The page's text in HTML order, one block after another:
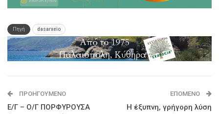
Πηγή dasarxeio
ΠΡΟΗΓΟΎΜΕΝΟ
Ε/Γ – Ο/Γ ΠΟΡΦΥΡΟΥΣΑ
ΕΠΌΜΕΝΟ
Η έξυπνη, γρήγορη λύση